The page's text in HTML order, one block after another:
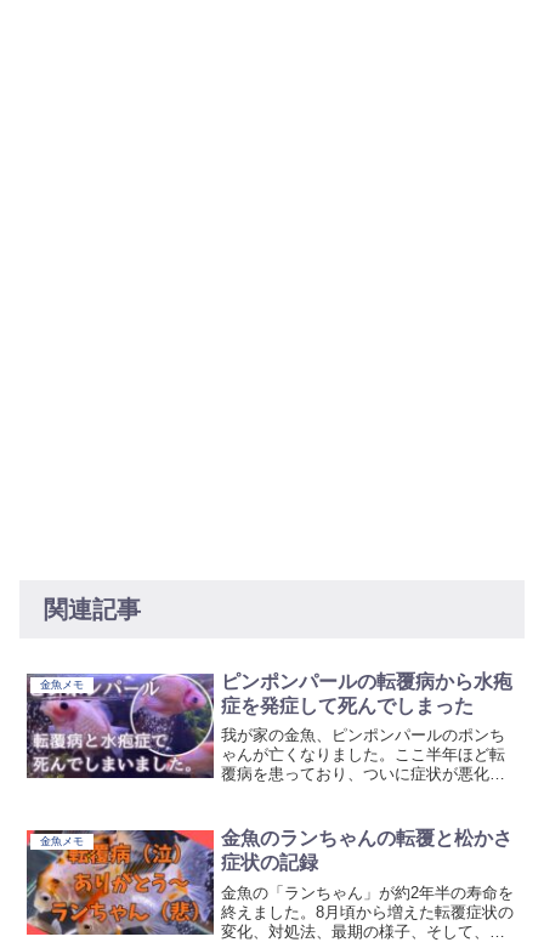
関連記事
金魚メモ
ピンポンパールの転覆病から水疱
症を発症して死んでしまった
我が家の金魚、ピンポンパールのポンち
ゃんが亡くなりました。ここ半年ほど転
覆病を患っており、ついに症状が悪化し
金魚メモ
金魚のランちゃんの転覆と松かさ
症状の記録
金魚の「ランちゃん」が約2年半の寿命を
終えました。8月頃から増えた転覆症状の
変化、対処法、最期の様子、そして、残